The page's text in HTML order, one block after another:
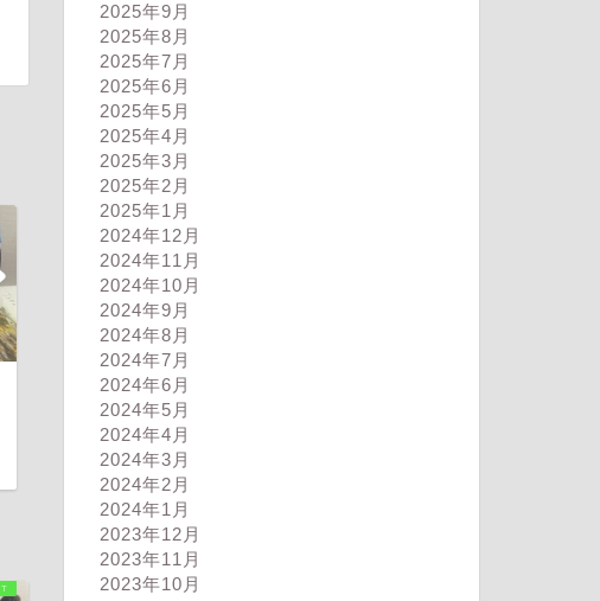
健康であり続ける
2025年9月
2025年8月
2025年7月
2025年6月
2025年5月
2025年4月
2025年3月
2025年2月
2025年1月
2024年12月
2024年11月
2024年10月
2024年9月
2024年8月
2024年7月
2024年6月
2024年5月
2024年4月
2024年3月
2024年2月
2024年1月
2023年12月
2023年11月
2023年10月